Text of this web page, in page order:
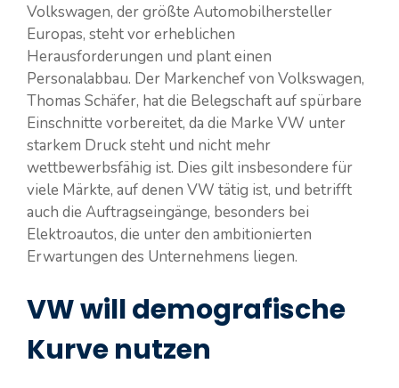
Volkswagen, der größte Automobilhersteller
Europas, steht vor erheblichen
Herausforderungen und plant einen
Personalabbau. Der Markenchef von Volkswagen,
Thomas Schäfer, hat die Belegschaft auf spürbare
Einschnitte vorbereitet, da die Marke VW unter
starkem Druck steht und nicht mehr
wettbewerbsfähig ist. Dies gilt insbesondere für
viele Märkte, auf denen VW tätig ist, und betrifft
auch die Auftragseingänge, besonders bei
Elektroautos, die unter den ambitionierten
Erwartungen des Unternehmens liegen​​​​.
VW will demografische
Kurve nutzen